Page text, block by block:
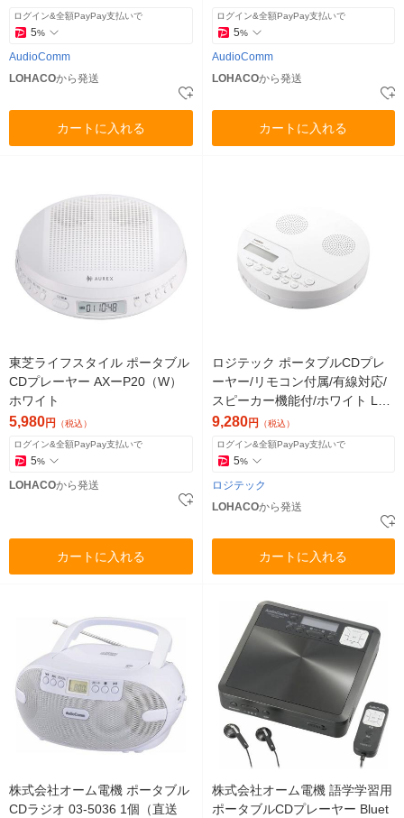
ログイン&全額PayPay支払いで
5%
AudioComm
LOHACOから発送
カートに入れる
ログイン&全額PayPay支払いで
5%
AudioComm
LOHACOから発送
カートに入れる
東芝ライフスタイル ポータブル
CDプレーヤー AXーP20（W）
ホワイト
5,980円 （税込）
ログイン&全額PayPay支払いで
5%
LOHACOから発送
カートに入れる
ロジテック ポータブルCDプレ
ーヤー/リモコン付属/有線対応/
スピーカー機能付/ホワイト LCP
-PAPS02WH 1個
9,280円 （税込）
ログイン&全額PayPay支払いで
5%
ロジテック
LOHACOから発送
カートに入れる
株式会社オーム電機 ポータブル
CDラジオ 03-5036 1個（直送
株式会社オーム電機 語学学習用
ポータブルCDプレーヤー Bluet